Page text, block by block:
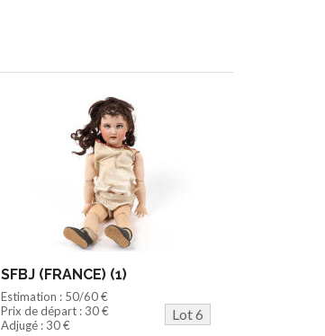
SFBJ (FRANCE) (1)
Estimation : 50/60 €
Prix de départ : 30 €
Lot 6
Adjugé : 30 €